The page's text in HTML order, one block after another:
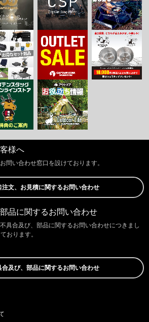
様へ
問い合わせ窓口を設けております。
注文、お見積に関するお問い合わせ
品に関するお問い合わせ
具合及び、部品に関するお問い合わせにつきまし
おります。
合及び、部品に関するお問い合わせ